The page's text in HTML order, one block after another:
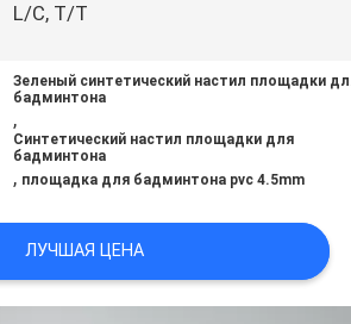
L/C, T/T
Зеленый синтетический настил площадки
бадминтона
,
Синтетический настил площадки для
бадминтона
, площадка для бадминтона pvc 4.5mm
ЛУЧШАЯ ЦЕНА